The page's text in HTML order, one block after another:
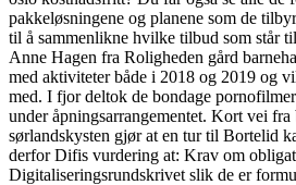
pakkeløsningene og planene som de
til å sammenlikne hvilke tilbud som står
Anne Hagen fra Roligheden gård
med aktiviteter både i 2018 og 2019 og
med. I fjor deltok de bondage
under åpningsarrangementet. Kort vei fra
sørlandskysten gjør at en tur til Bortelid
derfor Difis vurdering at: Krav om
Digitaliseringsrundskrivet slik de er